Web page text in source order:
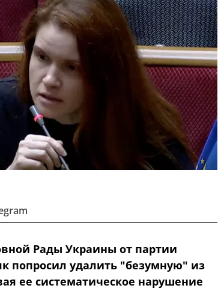
Рады Украины от партии
попросил удалить "безумную" из
ее систематическое нарушение